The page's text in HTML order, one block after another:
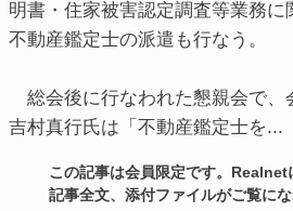
明書・住家被害認定調査等業務
不動産鑑定士の派遣も行なう。
総会後に行なわれた懇親会で、
吉村真行氏は「不動産鑑定士を...
この記事は会員限定です。Realnet
記事全文、添付ファイルがご覧にな